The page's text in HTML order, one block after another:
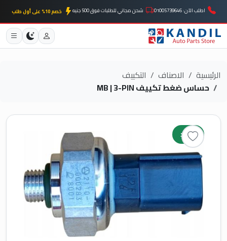
اطلب الآن: 01005739646 شحن مجاني للطلبات فوق 500 جنيه خصم 10% على أول طلب
الرئيسية الاصناف
التكييف
حساس ضغط تكييف MB | 3-PIN
جديد